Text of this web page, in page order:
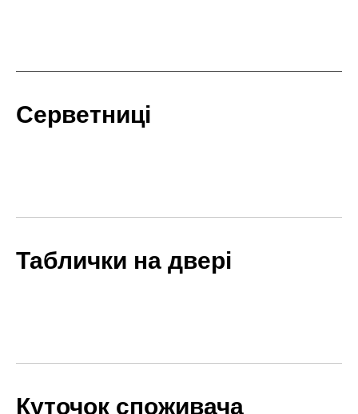
Серветниці
Таблички на двері
Куточок споживача